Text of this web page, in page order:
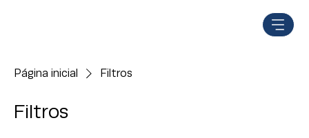
Página inicial Filtros
Filtros